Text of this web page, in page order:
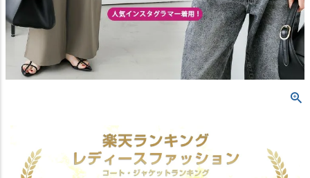
ブラックベスト
在庫切れ
—
グレーベスト
在庫切れ
—
エクリュベスト
在庫切れ
—